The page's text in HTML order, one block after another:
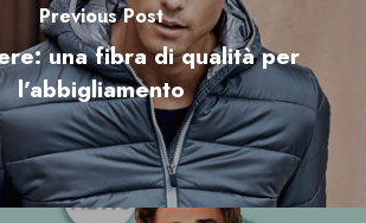
Previous Post
una fibra di qualità per
l’abbigliamento